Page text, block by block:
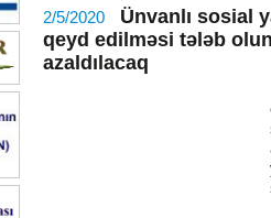
2/5/2020
Ünvanlı sosial
qeyd edilməsi tələb
azaldılacaq